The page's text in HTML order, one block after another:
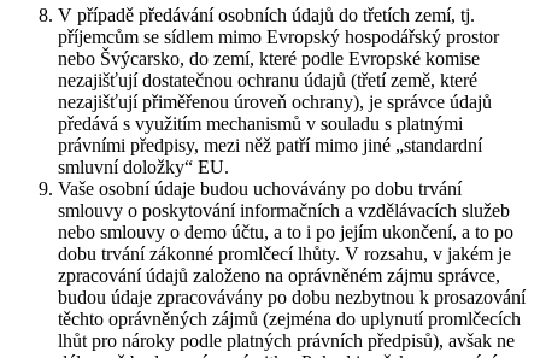
V případě předávání osobních údajů do třetích zemí, tj.
příjemcům se sídlem mimo Evropský hospodářský prostor
nebo Švýcarsko, do zemí, které podle Evropské komise
nezajišťují dostatečnou ochranu údajů (třetí země, které
nezajišťují přiměřenou úroveň ochrany), je správce údajů
předává s využitím mechanismů v souladu s platnými
právními předpisy, mezi něž patří mimo jiné „standardní
smluvní doložky“ EU.
Vaše osobní údaje budou uchovávány po dobu trvání
smlouvy o poskytování informačních a vzdělávacích služeb
nebo smlouvy o demo účtu, a to i po jejím ukončení, a to po
dobu trvání zákonné promlčecí lhůty. V rozsahu, v jakém je
zpracování údajů založeno na oprávněném zájmu správce,
budou údaje zpracovávány po dobu nezbytnou k prosazování
těchto oprávněných zájmů (zejména do uplynutí promlčecích
lhůt pro nároky podle platných právních předpisů), avšak ne